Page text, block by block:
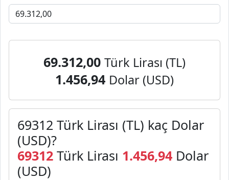
69.312,00 Türk Lirası (TL)
1.456,94 Dolar (USD)
69312 Türk Lirası (TL) kaç Dolar
(USD)?
69312 Türk Lirası 1.456,94 Dolar
(USD)